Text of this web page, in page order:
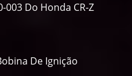
003 Do Honda CR-Z
De Ignição